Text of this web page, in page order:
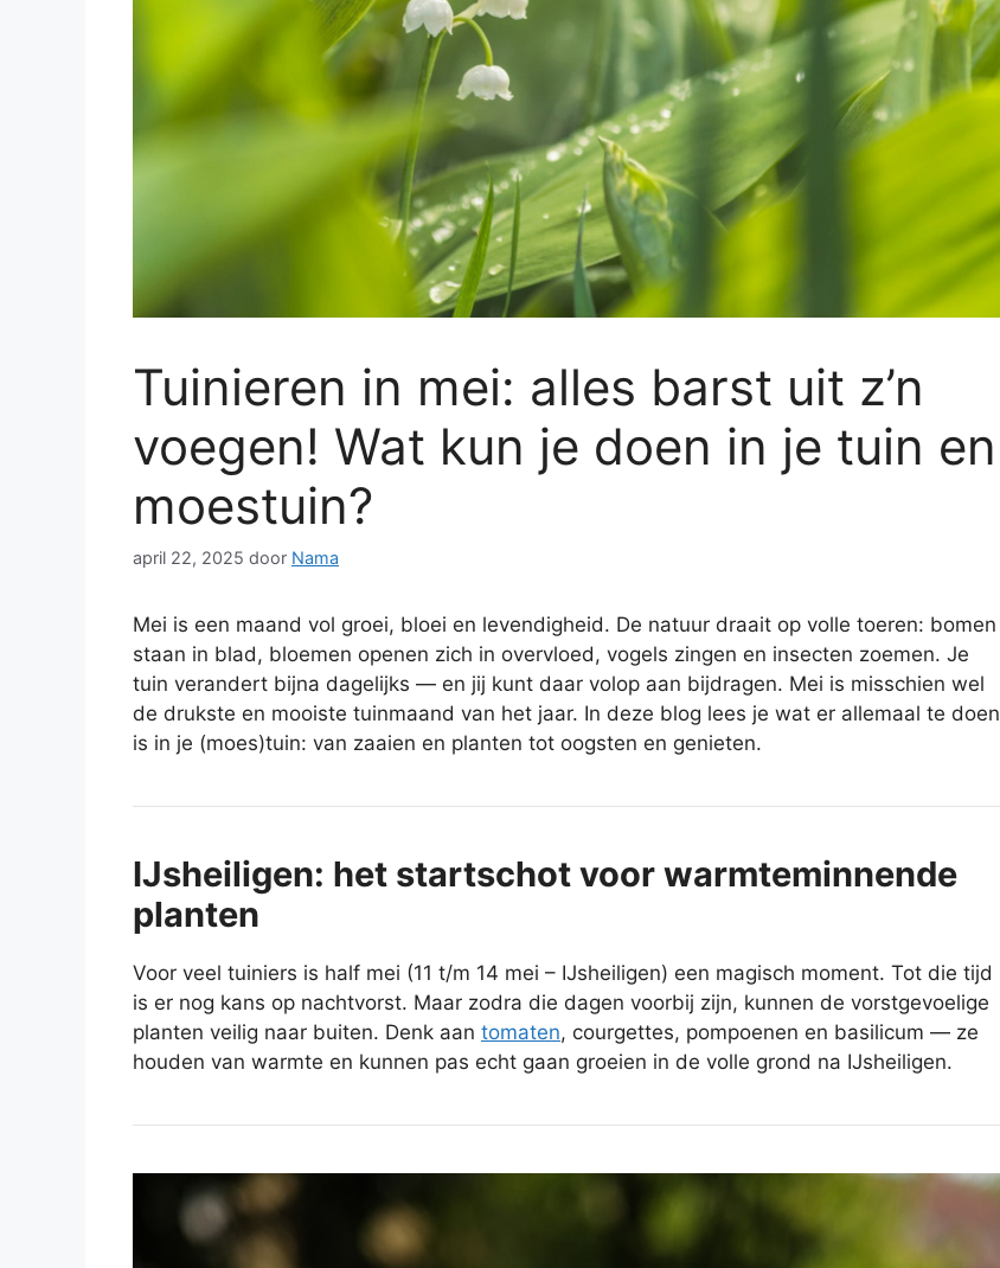
Tuinieren in mei: alles barst uit z’n
voegen! Wat kun je doen in je tuin en
moestuin?
april 22, 2025 door Nama
Mei is een maand vol groei, bloei en levendigheid. De natuur draait op volle toeren: bomen
staan in blad, bloemen openen zich in overvloed, vogels zingen en insecten zoemen. Je
tuin verandert bijna dagelijks — en jij kunt daar volop aan bijdragen. Mei is misschien wel
de drukste en mooiste tuinmaand van het jaar. In deze blog lees je wat er allemaal te doen
is in je (moes)tuin: van zaaien en planten tot oogsten en genieten.
IJsheiligen: het startschot voor warmteminnende
planten
Voor veel tuiniers is half mei (11 t/m 14 mei – IJsheiligen) een magisch moment. Tot die tijd
is er nog kans op nachtvorst. Maar zodra die dagen voorbij zijn, kunnen de vorstgevoelige
planten veilig naar buiten. Denk aan tomaten, courgettes, pompoenen en basilicum — ze
houden van warmte en kunnen pas echt gaan groeien in de volle grond na IJsheiligen.